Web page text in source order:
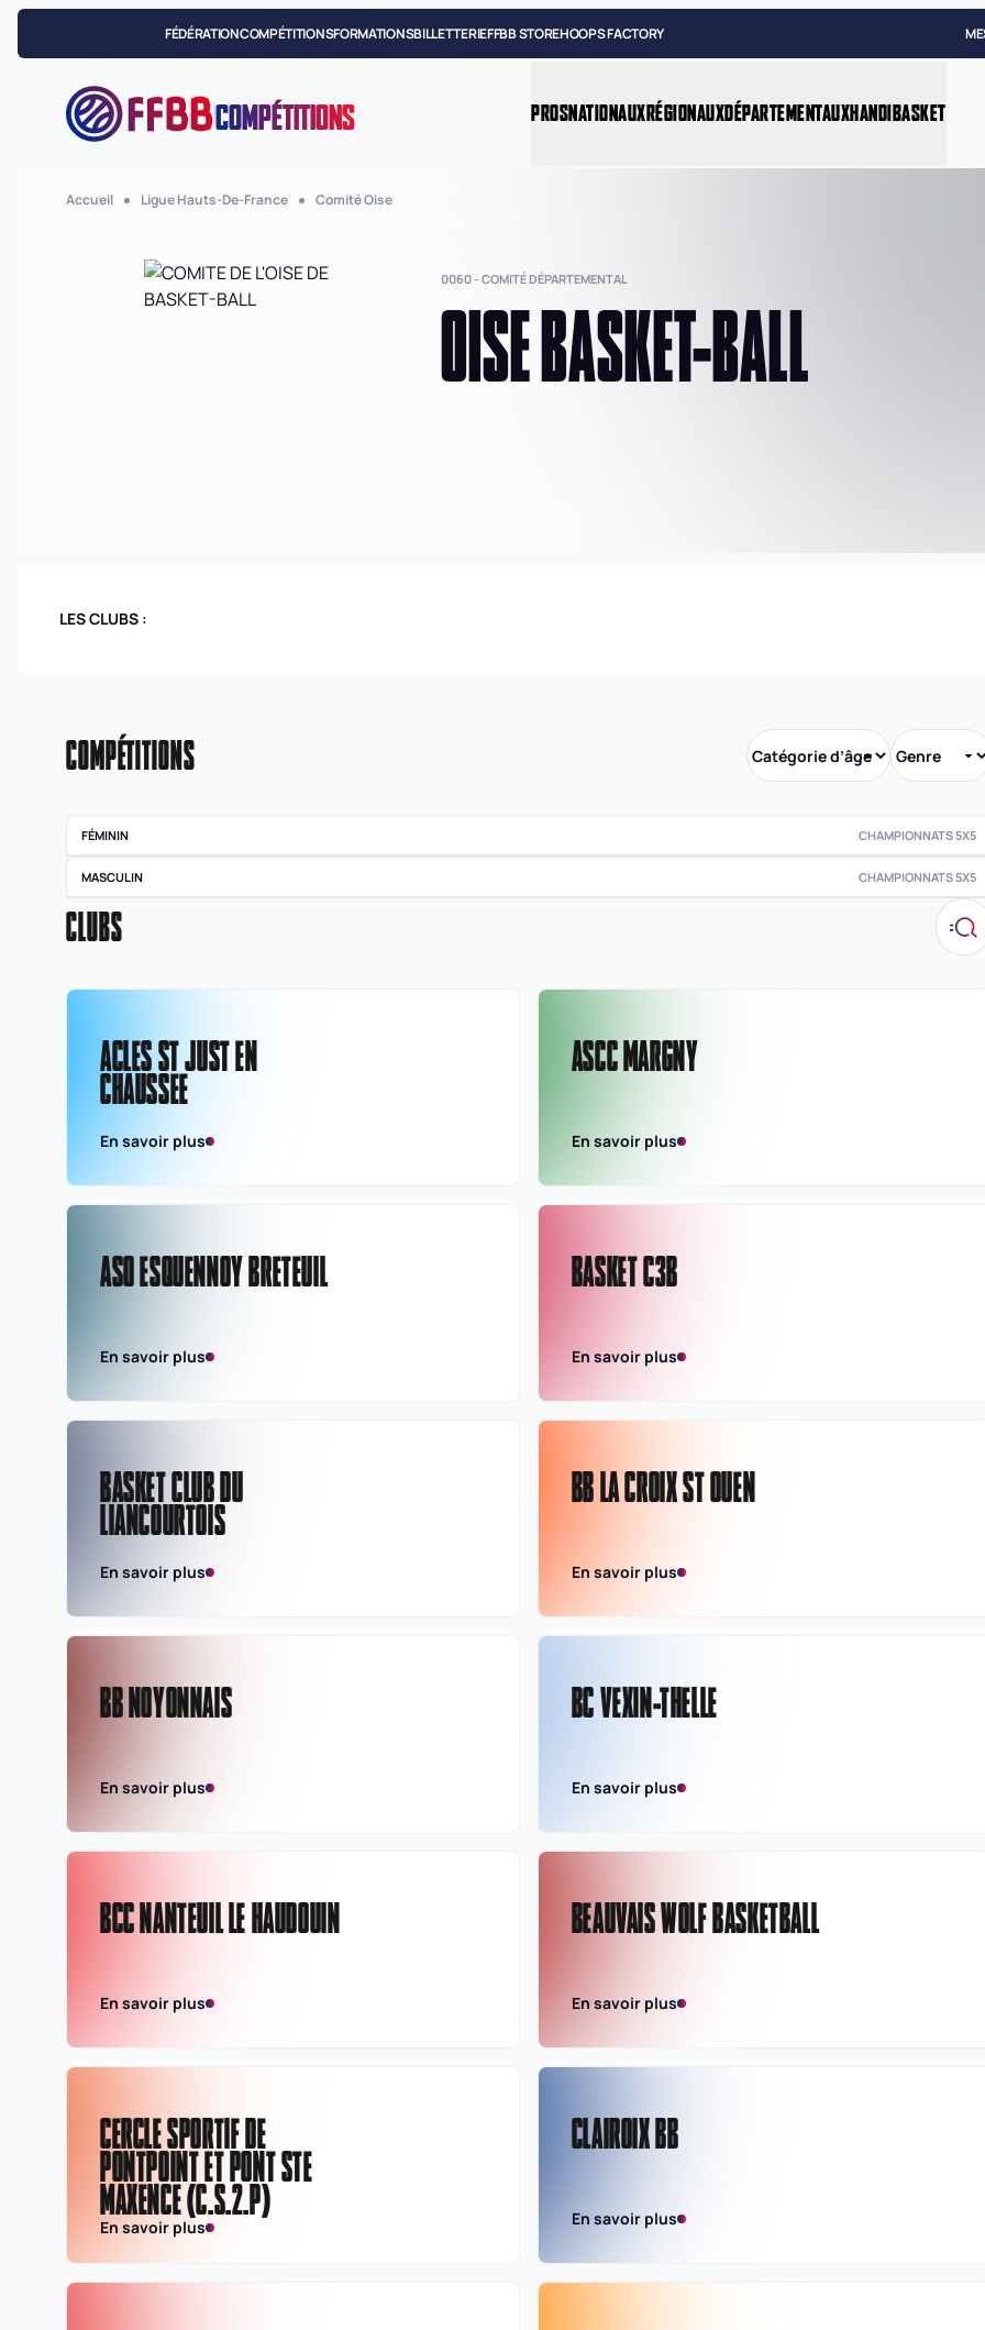
FÉDÉRATIONCOMPÉTITIONSFORMATIONSBILLETTERIEFFBB STOREHOOPS FACTORY
COMPÉTITIONS PROSNATIONAUXRÉGIONAUXDÉPARTEMENTAUXHANDIBASKET
Accueil Ligue Hauts-De-France Comité Oise
0060 - COMITÉ DÉPARTEMENTAL
OISE BASKET-BALL
LES CLUBS :
COMPÉTITIONS
FÉMININ CHAMPIONNATS 5X5
féminine
MASCULIN CHAMPIONNATS 5X5
masculine seniors -
CLUBS
ACLES ST JUST EN
CHAUSSEE
En savoir plus
ASCC MARGNY
En savoir plus
ASO ESQUENNOY BRETEUIL
En savoir plus
BASKET C3B
En savoir plus
BASKET CLUB DU
LIANCOURTOIS
En savoir plus
BB LA CROIX ST OUEN
En savoir plus
BB NOYONNAIS
En savoir plus
BC VEXIN-THELLE
En savoir plus
BCC NANTEUIL LE HAUDOUIN
En savoir plus
BEAUVAIS WOLF BASKETBALL
En savoir plus
CERCLE SPORTIF DE
PONTPOINT ET PONT STE
MAXENCE (C.S.2.P)
En savoir plus
CLAIROIX BB
En savoir plus